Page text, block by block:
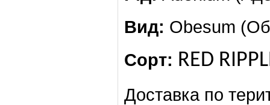
Вид: Obesum
Сорт: RED
Доставка по